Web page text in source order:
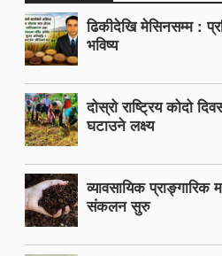
ढिकीदेखि मेसिनसम्म :
भविष्य
दोस्रो राष्ट्रिय कोदो
घटाउने लक्ष्य
व्यावसायिक
संकलन सुरु